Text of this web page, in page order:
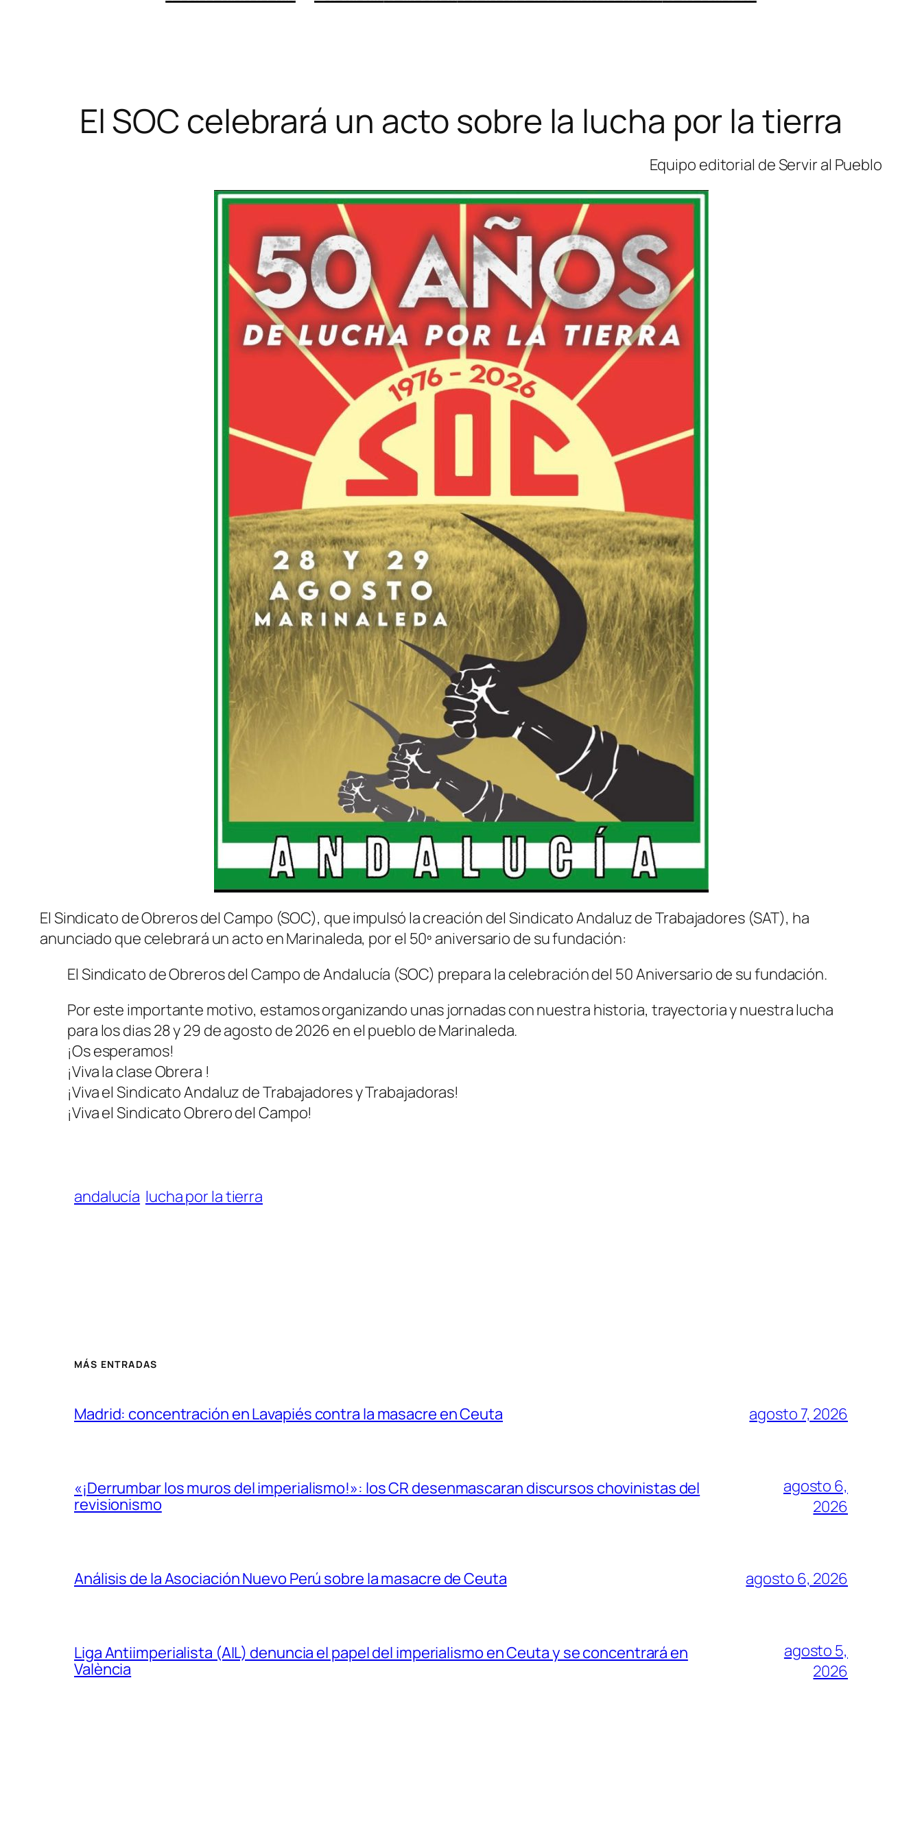
El SOC celebrará un acto sobre la lucha por la tierra
Equipo editorial de Servir al Pueblo
El Sindicato de Obreros del Campo (SOC), que impulsó la creación del Sindicato Andaluz de Trabajadores (SAT), ha
anunciado que celebrará un acto en Marinaleda, por el 50º aniversario de su fundación:
El Sindicato de Obreros del Campo de Andalucía (SOC) prepara la celebración del 50 Aniversario de su fundación.
Por este importante motivo, estamos organizando unas jornadas con nuestra historia, trayectoria y nuestra lucha
para los dias 28 y 29 de agosto de 2026 en el pueblo de Marinaleda.
¡Os esperamos!
¡Viva la clase Obrera !
¡Viva el Sindicato Andaluz de Trabajadores y Trabajadoras!
¡Viva el Sindicato Obrero del Campo!
andalucía lucha por la tierra
MÁS ENTRADAS
Madrid: concentración en Lavapiés contra la masacre en Ceuta agosto 7, 2026
«¡Derrumbar los muros del imperialismo!»: los CR desenmascaran discursos chovinistas del
revisionismo
agosto 6,
2026
Análisis de la Asociación Nuevo Perú sobre la masacre de Ceuta agosto 6, 2026
Liga Antiimperialista (AIL) denuncia el papel del imperialismo en Ceuta y se concentrará en
València
agosto 5,
2026